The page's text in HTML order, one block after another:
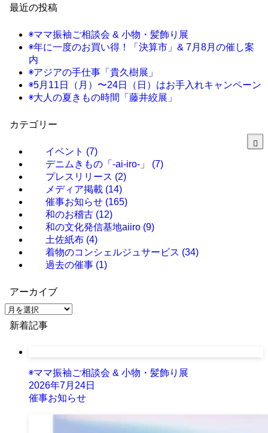
最近の投稿
◉ママ振袖ご相談会 & 小物・髪飾り展
◉年に一度のお買い得！「決算市」& 7月8月の催し案
内
◉アジアの手仕事「貴久樹展」
◉5月11日（月）〜24日（日）はお手入れキャンペーン
◉大人の夏きもの時間「藤井絞展」
カテゴリー
イベント (7)
デニムきもの「-ai-iro-」 (7)
プレスリリース (2)
メディア掲載 (14)
催事お知らせ (165)
和のお稽古 (12)
和の文化発信基地aiiro (9)
土佐紙布 (4)
着物のコンシェルジュサービス (34)
過去の催事 (1)
アーカイブ
ア
ー
新着記事
◉ママ振袖ご相談会 & 小物・髪飾り展
2026年7月24日
催事お知らせ